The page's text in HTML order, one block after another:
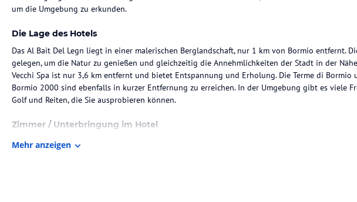
um die Umgebung zu erkunden.
Die Lage des Hotels
Das Al Bait Del Legn liegt in einer malerischen Berglandschaft, nur 1 km von Bormio entfernt.
gelegen, um die Natur zu genießen und gleichzeitig die Annehmlichkeiten der Stadt in der
Vecchi Spa ist nur 3,6 km entfernt und bietet Entspannung und Erholung. Die Terme di Bormio
Bormio 2000 sind ebenfalls in kurzer Entfernung zu erreichen. In der Umgebung gibt es viele
Golf und Reiten, die Sie ausprobieren können.
Zimmer / Unterbringung im Hotel
Das Apartment im Al Bait Del Legn ist liebevoll eingerichtet und verbindet traditionellen
Mehr anzeigen